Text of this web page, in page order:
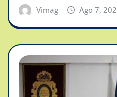
Vimag Ago 7,